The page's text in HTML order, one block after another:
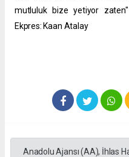
mutluluk bize yetiyor
Ekpres: Kaan Atalay
Anadolu Ajansı (AA), İhlas